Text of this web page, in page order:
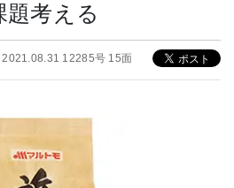
題考える
2021.08.31 12285号 15面